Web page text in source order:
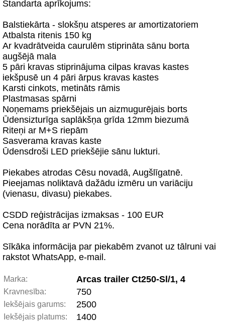
Standarta aprīkojums:
Balstiekārta - slokšņu atsperes ar amortizatoriem
Atbalsta ritenis 150 kg
Ar kvadrātveida caurulēm stiprināta sānu borta
augšējā mala
5 pāri kravas stiprinājuma cilpas kravas kastes
iekšpusē un 4 pāri ārpus kravas kastes
Karsti cinkots, metināts rāmis
Plastmasas spārni
Noņemams priekšējais un aizmugurējais borts
Ūdensizturīga saplākšņa grīda 12mm biezumā
Riteņi ar M+S riepām
Sasverama kravas kaste
Ūdensdroši LED priekšējie sānu lukturi.
Piekabes atrodas Cēsu novadā, Augšlīgatnē.
Pieejamas noliktavā dažādu izmēru un variāciju
(vienasu, divasu) piekabes.
CSDD reģistrācijas izmaksas - 100 EUR
Cena norādīta ar PVN 21%.
Sīkāka informācija par piekabēm zvanot uz tālruni vai
rakstot WhatsApp, e-mail.
Marka: Arcas trailer Ct250-Sl/1, 4
Kravnesība: 750
Iekšējais garums: 2500
Iekšējais platums: 1400